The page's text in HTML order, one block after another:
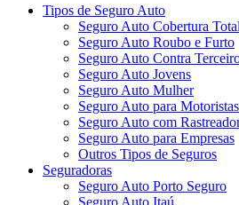
Tipos de Seguro Auto
Seguro Auto Cobertura Total
Seguro Auto Roubo e Furto
Seguro Auto Contra
Seguro Auto Jovens
Seguro Auto Mulher
Seguro Auto para
Seguro Auto com
Seguro Auto para Empresas
Outros Tipos de Seguros
Seguradoras
Seguro Auto Porto Seguro
Seguro Auto Itaú